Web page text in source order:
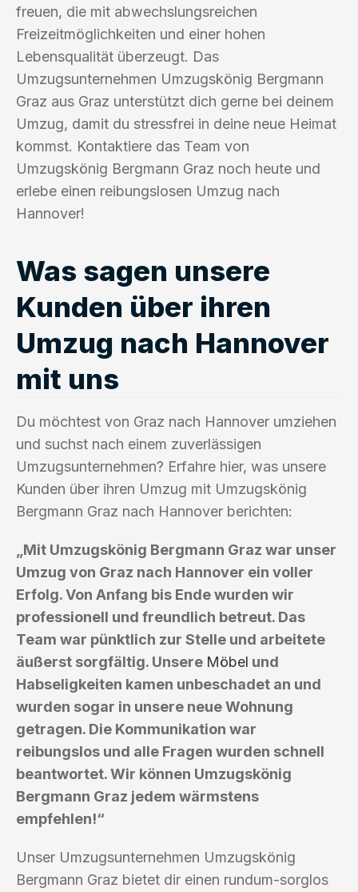
freuen, die mit abwechslungsreichen
Freizeitmöglichkeiten und einer hohen
Lebensqualität überzeugt. Das
Umzugsunternehmen Umzugskönig Bergmann
Graz aus Graz unterstützt dich gerne bei deinem
Umzug, damit du stressfrei in deine neue Heimat
kommst. Kontaktiere das Team von
Umzugskönig Bergmann Graz noch heute und
erlebe einen reibungslosen Umzug nach
Hannover!
Was sagen unsere
Kunden über ihren
Umzug nach Hannover
mit uns
Du möchtest von Graz nach Hannover umziehen
und suchst nach einem zuverlässigen
Umzugsunternehmen? Erfahre hier, was unsere
Kunden über ihren Umzug mit Umzugskönig
Bergmann Graz nach Hannover berichten:
„Mit Umzugskönig Bergmann Graz war unser
Umzug von Graz nach Hannover ein voller
Erfolg. Von Anfang bis Ende wurden wir
professionell und freundlich betreut. Das
Team war pünktlich zur Stelle und arbeitete
äußerst sorgfältig. Unsere Möbel und
Habseligkeiten kamen unbeschadet an und
wurden sogar in unsere neue Wohnung
getragen. Die Kommunikation war
reibungslos und alle Fragen wurden schnell
beantwortet. Wir können Umzugskönig
Bergmann Graz jedem wärmstens
empfehlen!“
Unser Umzugsunternehmen Umzugskönig
Bergmann Graz bietet dir einen rundum-sorglos